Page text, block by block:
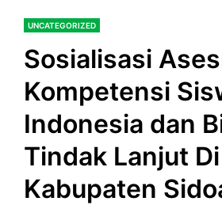
UNCATEGORIZED
Sosialisasi
Kompetensi
Indonesia dan
Tindak Lanjut Di
Kabupaten